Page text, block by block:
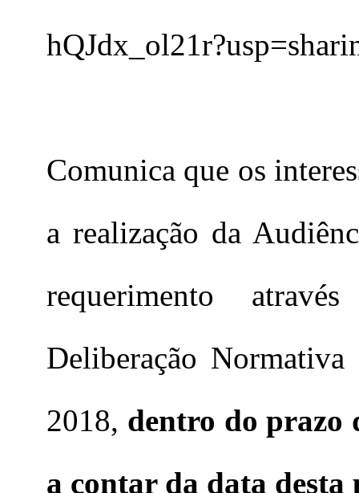
Comunica que os
a realização da
requerimento
Deliberação
2018, dentro do prazo
a contar da data desta